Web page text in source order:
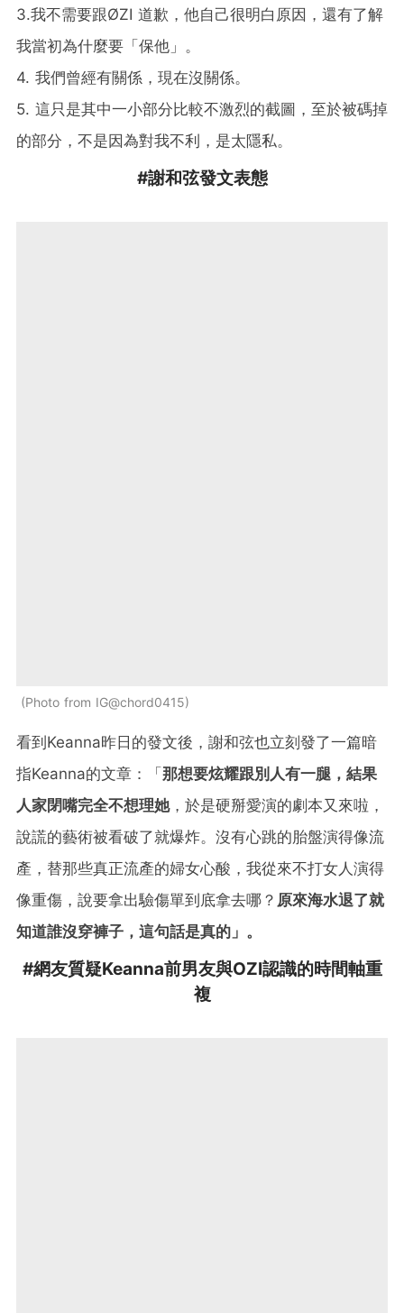
3.我不需要跟ØZI 道歉，他自己很明白原因，還有了解
我當初為什麼要「保他」。
4. 我們曾經有關係，現在沒關係。
5. 這只是其中一小部分比較不激烈的截圖，至於被碼掉
的部分，不是因為對我不利，是太隱私。
#謝和弦發文表態
Photo from IG@chord0415
看到Keanna昨日的發文後，謝和弦也立刻發了一篇暗
指Keanna的文章：「 那想要炫耀跟別人有一腿，結果
人家閉嘴完全不想理她，於是硬掰愛演的劇本又來啦，
說謊的藝術被看破了就爆炸。沒有心跳的胎盤演得像流
產，替那些真正流產的婦女心酸，我從來不打女人演得
像重傷，說要拿出驗傷單到底拿去哪？ 原來海水退了就
知道誰沒穿褲子，這句話是真的」。
#網友質疑Keanna前男友與OZI認識的時間軸重
複